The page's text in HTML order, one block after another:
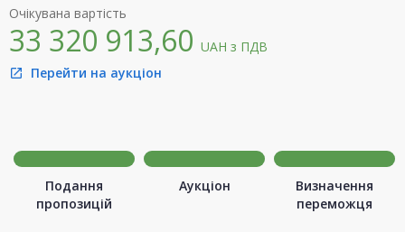
Очікувана вартість
33 320 913,60 UAH з ПДВ
open_in_new Перейти на аукціон
Подання
пропозицій
Аукціон
Визначення
переможця